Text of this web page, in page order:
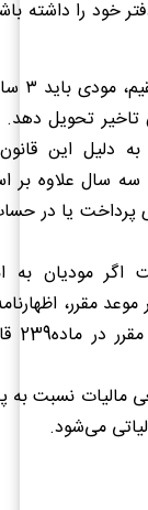
خود را داشته
بر
تاخیر تحویل
دلیل این
مالیات سه سال علاوه
جاری پرداخت یا
ذکر شده است اگر
مقرر،
مالیات نسبت به